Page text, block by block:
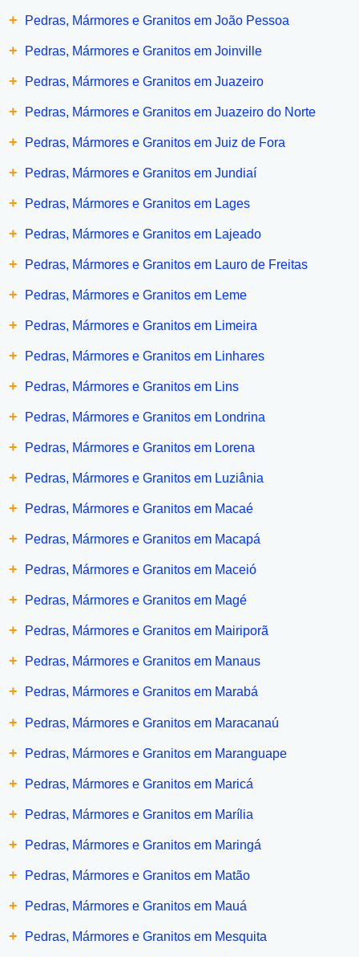
+ Pedras, Mármores e Granitos em João Pessoa
+ Pedras, Mármores e Granitos em Joinville
+ Pedras, Mármores e Granitos em Juazeiro
+ Pedras, Mármores e Granitos em Juazeiro do Norte
+ Pedras, Mármores e Granitos em Juiz de Fora
+ Pedras, Mármores e Granitos em Jundiaí
+ Pedras, Mármores e Granitos em Lages
+ Pedras, Mármores e Granitos em Lajeado
+ Pedras, Mármores e Granitos em Lauro de Freitas
+ Pedras, Mármores e Granitos em Leme
+ Pedras, Mármores e Granitos em Limeira
+ Pedras, Mármores e Granitos em Linhares
+ Pedras, Mármores e Granitos em Lins
+ Pedras, Mármores e Granitos em Londrina
+ Pedras, Mármores e Granitos em Lorena
+ Pedras, Mármores e Granitos em Luziânia
+ Pedras, Mármores e Granitos em Macaé
+ Pedras, Mármores e Granitos em Macapá
+ Pedras, Mármores e Granitos em Maceió
+ Pedras, Mármores e Granitos em Magé
+ Pedras, Mármores e Granitos em Mairiporã
+ Pedras, Mármores e Granitos em Manaus
+ Pedras, Mármores e Granitos em Marabá
+ Pedras, Mármores e Granitos em Maracanaú
+ Pedras, Mármores e Granitos em Maranguape
+ Pedras, Mármores e Granitos em Maricá
+ Pedras, Mármores e Granitos em Marília
+ Pedras, Mármores e Granitos em Maringá
+ Pedras, Mármores e Granitos em Matão
+ Pedras, Mármores e Granitos em Mauá
+ Pedras, Mármores e Granitos em Mesquita